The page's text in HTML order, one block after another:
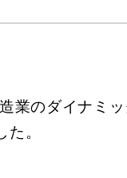
業のダイナミ
。